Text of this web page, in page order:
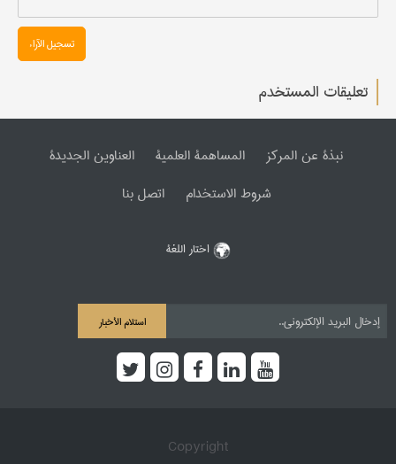
تسجیل الآراء
تعليقات المستخدم
نبذة عن المرکز المساهمة العلمیة
العناوین الجدیدة
شروط الاستخدام
اتصل بنا
اختار اللغة
استلام الأخبار
Copyright